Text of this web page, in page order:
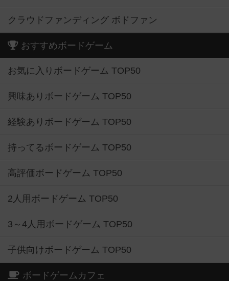
クラウドファンディング ボドファン
おすすめボードゲーム
お気に入りボードゲーム TOP50
興味ありボードゲーム TOP50
経験ありボードゲーム TOP50
持ってるボードゲーム TOP50
高評価ボードゲーム TOP50
2人用ボードゲーム TOP50
3～4人用ボードゲーム TOP50
子供向けボードゲーム TOP50
ボードゲームカフェ